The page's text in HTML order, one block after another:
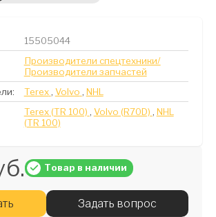
15505044
Производители спецтехники/
Производители запчастей
Terex , Volvo , NHL
Terex (TR 100) , Volvo (R70D) , NHL
(TR 100)
Товар в наличии
Задать вопрос